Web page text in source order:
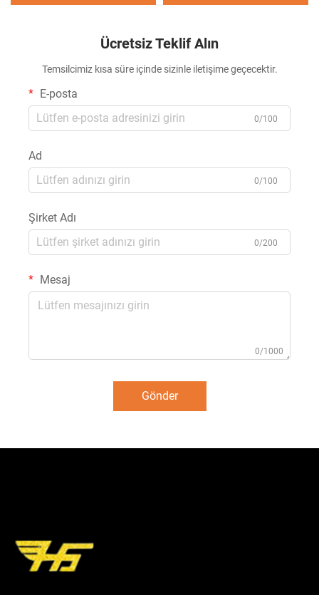
Ücretsiz Teklif Alın
Temsilcimiz kısa süre içinde sizinle iletişime geçecektir.
E-posta
0/100
Ad
0/100
Şirket Adı
0/200
Mesaj
0/1000
Gönder